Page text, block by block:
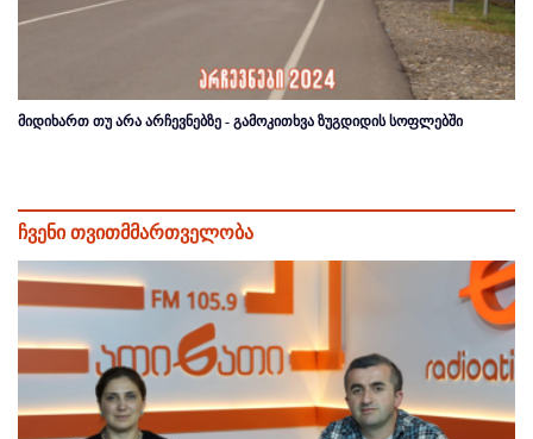
მიდიხართ თუ არა არჩევნებზე - გამოკითხვა ზუგდიდის სოფლებში
ჩვენი თვითმმართველობა